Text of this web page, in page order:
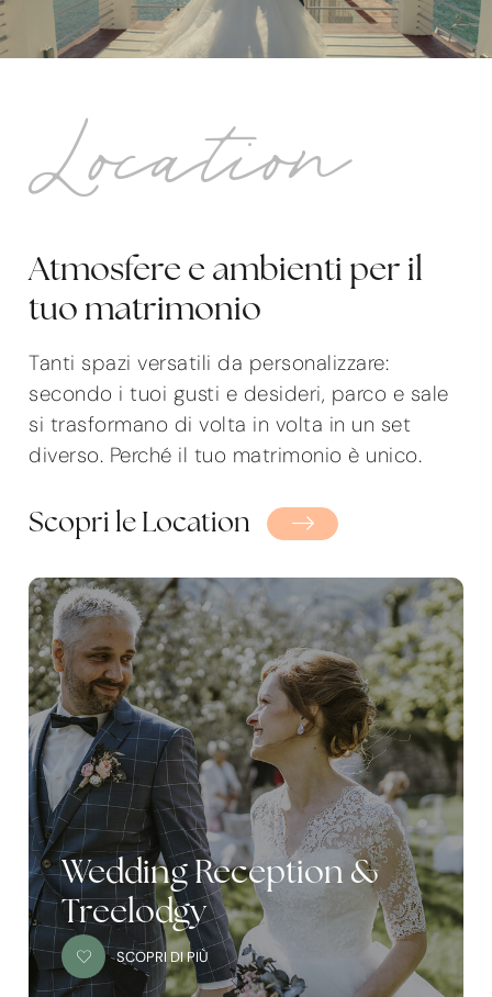
Location
Atmosfere e ambienti per il
tuo matrimonio
Tanti spazi versatili da personalizzare:
secondo i tuoi gusti e desideri, parco e sale
si trasformano di volta in volta in un set
diverso. Perché il tuo matrimonio è unico.
Scopri le Location
Wedding Reception &
Treelodgy
SCOPRI DI PIÙ